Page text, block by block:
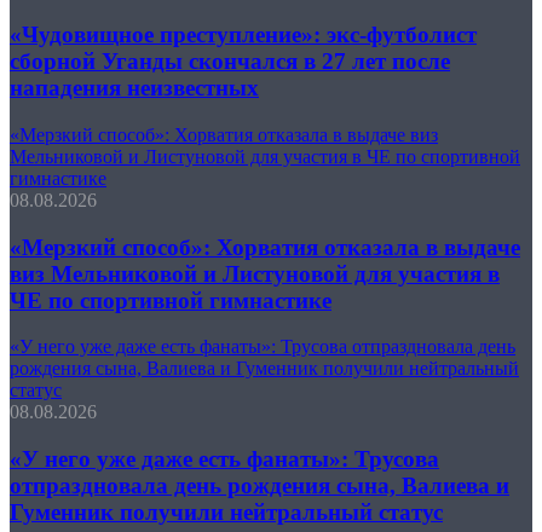
«Чудовищное преступление»: экс-футболист
сборной Уганды скончался в 27 лет после
нападения неизвестных
«Мерзкий способ»: Хорватия отказала в выдаче виз
Мельниковой и Листуновой для участия в ЧЕ по спортивной
гимнастике
08.08.2026
«Мерзкий способ»: Хорватия отказала в выдаче
виз Мельниковой и Листуновой для участия в
ЧЕ по спортивной гимнастике
«У него уже даже есть фанаты»: Трусова отпраздновала день
рождения сына, Валиева и Гуменник получили нейтральный
статус
08.08.2026
«У него уже даже есть фанаты»: Трусова
отпраздновала день рождения сына, Валиева и
Гуменник получили нейтральный статус